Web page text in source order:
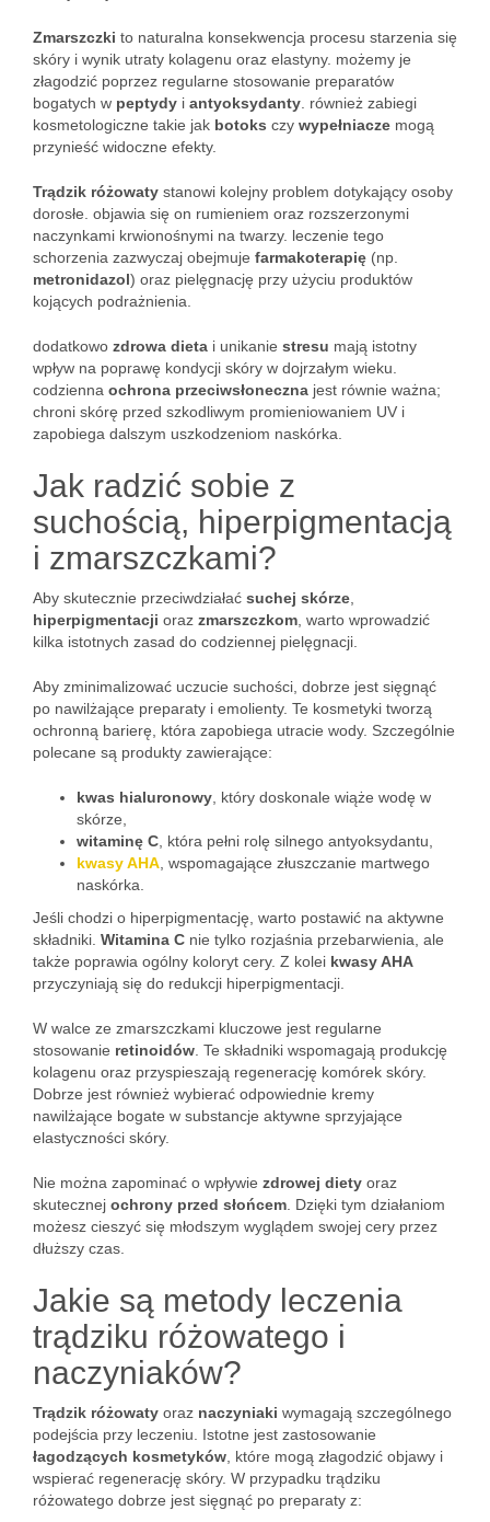
Zmarszczki to naturalna konsekwencja procesu starzenia się
skóry i wynik utraty kolagenu oraz elastyny. możemy je
złagodzić poprzez regularne stosowanie preparatów
bogatych w peptydy i antyoksydanty . również zabiegi
kosmetologiczne takie jak botoks czy wypełniacze mogą
przynieść widoczne efekty.
Trądzik różowaty stanowi kolejny problem dotykający osoby
dorosłe. objawia się on rumieniem oraz rozszerzonymi
naczynkami krwionośnymi na twarzy. leczenie tego
schorzenia zazwyczaj obejmuje farmakoterapię (np.
metronidazol) oraz pielęgnację przy użyciu produktów
kojących podrażnienia.
dodatkowo zdrowa dieta i unikanie stresu mają istotny
wpływ na poprawę kondycji skóry w dojrzałym wieku.
codzienna ochrona przeciwsłoneczna jest równie ważna;
chroni skórę przed szkodliwym promieniowaniem UV i
zapobiega dalszym uszkodzeniom naskórka.
Jak radzić sobie z
suchością, hiperpigmentacją
i zmarszczkami?
Aby skutecznie przeciwdziałać suchej skórze
hiperpigmentacji oraz zmarszczkom , warto wprowadzić
kilka istotnych zasad do codziennej pielęgnacji.
Aby zminimalizować uczucie suchości, dobrze jest sięgnąć
po nawilżające preparaty i emolienty. Te kosmetyki tworzą
ochronną barierę, która zapobiega utracie wody. Szczególnie
polecane są produkty zawierające:
kwas hialuronowy , który doskonale wiąże wodę w
skórze,
witaminę C , która pełni rolę silnego antyoksydantu,
kwasy AHA , wspomagające złuszczanie martwego
naskórka.
Jeśli chodzi o hiperpigmentację, warto postawić na aktywne
składniki. Witamina C nie tylko rozjaśnia przebarwienia, ale
także poprawia ogólny koloryt cery. Z kolei kwasy AHA
przyczyniają się do redukcji hiperpigmentacji.
W walce ze zmarszczkami kluczowe jest regularne
stosowanie retinoidów . Te składniki wspomagają produkcję
kolagenu oraz przyspieszają regenerację komórek skóry.
Dobrze jest również wybierać odpowiednie kremy
nawilżające bogate w substancje aktywne sprzyjające
elastyczności skóry.
Nie można zapominać o wpływie zdrowej diety oraz
skutecznej ochrony przed słońcem . Dzięki tym działaniom
możesz cieszyć się młodszym wyglądem swojej cery przez
dłuższy czas.
Jakie są metody leczenia
trądziku różowatego i
naczyniaków?
Trądzik różowaty oraz naczyniaki wymagają szczególnego
podejścia przy leczeniu. Istotne jest zastosowanie
łagodzących kosmetyków , które mogą złagodzić objawy i
wspierać regenerację skóry. W przypadku trądziku
różowatego dobrze jest sięgnąć po preparaty z: